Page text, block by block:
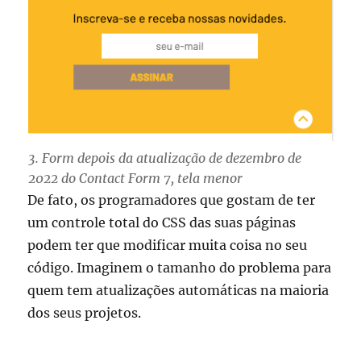
3. Form depois da atualização de dezembro de
2022 do Contact Form 7, tela menor
De fato, os programadores que gostam de ter
um controle total do CSS das suas páginas
podem ter que modificar muita coisa no seu
código. Imaginem o tamanho do problema para
quem tem atualizações automáticas na maioria
dos seus projetos.